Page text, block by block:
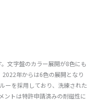
文字盤のカラー展開が8色にも
年からは6色の展開となり
ーを採用しており、洗練された
ントは特許申請済みの耐磁性に